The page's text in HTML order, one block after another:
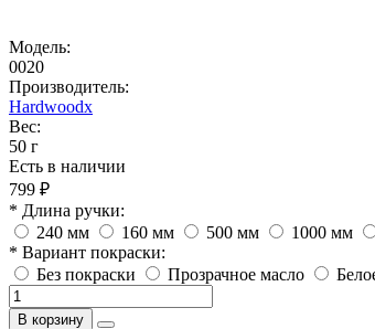
Модель:
0020
Производитель:
Hardwoodx
Вес:
50 г
Есть в наличии
799 ₽
* Длина ручки:
240 мм
160 мм 500 мм 1000 мм
* Вариант покраски:
Без покраски
Прозрачное масло
В корзину